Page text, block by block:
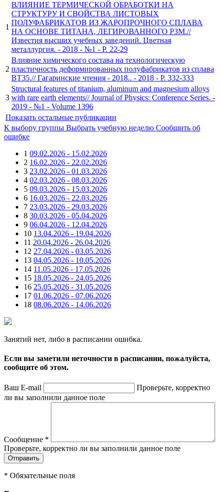
1
ВЛИЯНИЕ ТЕРМИЧЕСКОЙ ОБРАБОТКИ НА
СТРУКТУРУ И СВОЙСТВА ЛИСТОВЫХ
ПОЛУФАБРИКАТОВ ИЗ ЖАРОПРОЧНОГО СПЛАВА
НА ОСНОВЕ ТИТАНА, ЛЕГИРОВАННОГО РЗМ.//
Известия высших учебных заведений. Цветная
металлургия. - 2018 - №1 - P. 22-29
2
Влияние химического состава на технологическую
пластичность деформированных полуфабрикатов из сплава
ВТ35.// Гагаринские чтения - 2018.. - 2018 - P. 332-333
3
Structural features of titanium, aluminum and magnesium alloys
with rare earth elements// Journal of Physics: Conference Series. -
2019 - №1 - Volume 1396
Показать остальные публикации
К выбору группы Выбрать учебную неделю Сообщить об
ошибке
1 09.02.2026 - 15.02.2026
2 16.02.2026 - 22.02.2026
3 23.02.2026 - 01.03.2026
4 02.03.2026 - 08.03.2026
5 09.03.2026 - 15.03.2026
6 16.03.2026 - 22.03.2026
7 23.03.2026 - 29.03.2026
8 30.03.2026 - 05.04.2026
9 06.04.2026 - 12.04.2026
10 13.04.2026 - 19.04.2026
11 20.04.2026 - 26.04.2026
12 27.04.2026 - 03.05.2026
13 04.05.2026 - 10.05.2026
14 11.05.2026 - 17.05.2026
15 18.05.2026 - 24.05.2026
16 25.05.2026 - 31.05.2026
17 01.06.2026 - 07.06.2026
18 08.06.2026 - 14.06.2026
Занятий нет, либо в расписании ошибка.
Если вы заметили неточности в расписании, пожалуйста,
сообщите об этом.
Ваш E-mail
Проверьте, корректно
ли вы заполнили данное поле
Сообщение *
Проверьте, корректно ли вы заполнили данное поле
* Обязательные поля